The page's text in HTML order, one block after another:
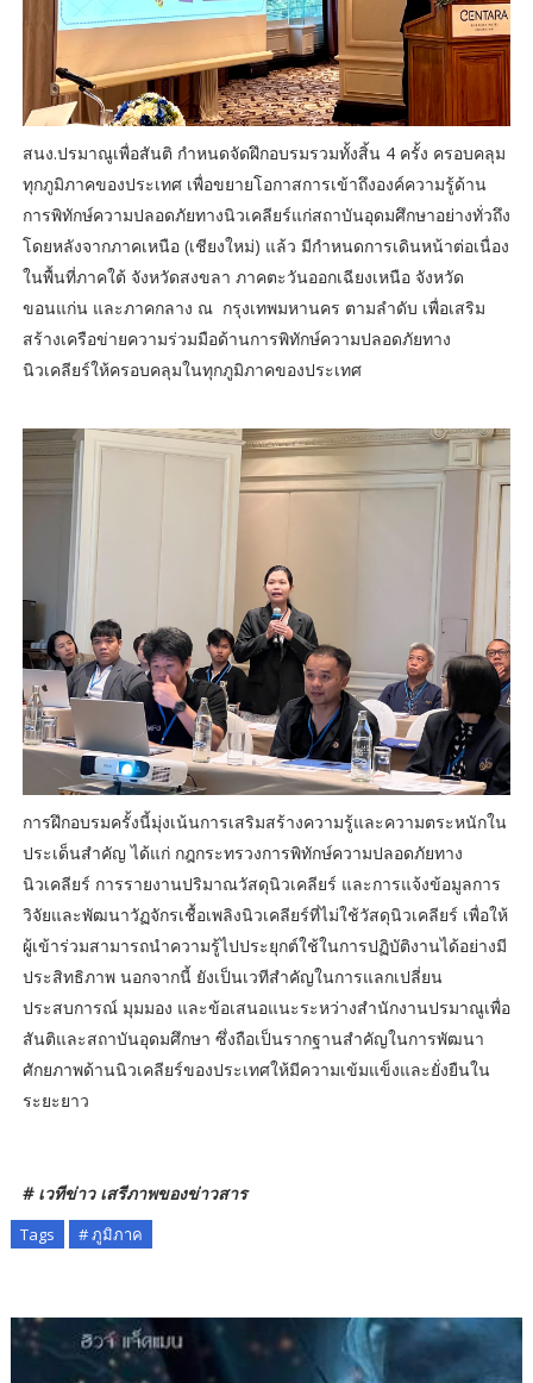
สนง.ปรมาณูเพื่อสันติ กำหนดจัดฝึกอบรมรวมทั้งสิ้น 4 ครั้ง ครอบคลุม
ทุกภูมิภาคของประเทศ เพื่อขยายโอกาสการเข้าถึงองค์ความรู้ด้าน
การพิทักษ์ความปลอดภัยทางนิวเคลียร์แก่สถาบันอุดมศึกษาอย่างทั่วถึง
โดยหลังจากภาคเหนือ (เชียงใหม่) แล้ว มีกำหนดการเดินหน้าต่อเนื่อง
ในพื้นที่ภาคใต้ จังหวัดสงขลา ภาคตะวันออกเฉียงเหนือ จังหวัด
ขอนแก่น และภาคกลาง ณ กรุงเทพมหานคร ตามลำดับ เพื่อเสริม
สร้างเครือข่ายความร่วมมือด้านการพิทักษ์ความปลอดภัยทาง
นิวเคลียร์ให้ครอบคลุมในทุกภูมิภาคของประเทศ
การฝึกอบรมครั้งนี้มุ่งเน้นการเสริมสร้างความรู้และความตระหนักใน
ประเด็นสำคัญ ได้แก่ กฎกระทรวงการพิทักษ์ความปลอดภัยทาง
นิวเคลียร์ การรายงานปริมาณวัสดุนิวเคลียร์ และการแจ้งข้อมูลการ
วิจัยและพัฒนาวัฏจักรเชื้อเพลิงนิวเคลียร์ที่ไม่ใช้วัสดุนิวเคลียร์ เพื่อให้
ผู้เข้าร่วมสามารถนำความรู้ไปประยุกต์ใช้ในการปฏิบัติงานได้อย่างมี
ประสิทธิภาพ นอกจากนี้ ยังเป็นเวทีสำคัญในการแลกเปลี่ยน
ประสบการณ์ มุมมอง และข้อเสนอแนะระหว่างสำนักงานปรมาณูเพื่อ
สันติและสถาบันอุดมศึกษา ซึ่งถือเป็นรากฐานสำคัญในการพัฒนา
ศักยภาพด้านนิวเคลียร์ของประเทศให้มีความเข้มแข็งและยั่งยืนใน
ระยะยาว
# เวทีข่าว เสรีภาพของข่าวสาร
Tags # ภูมิภาค